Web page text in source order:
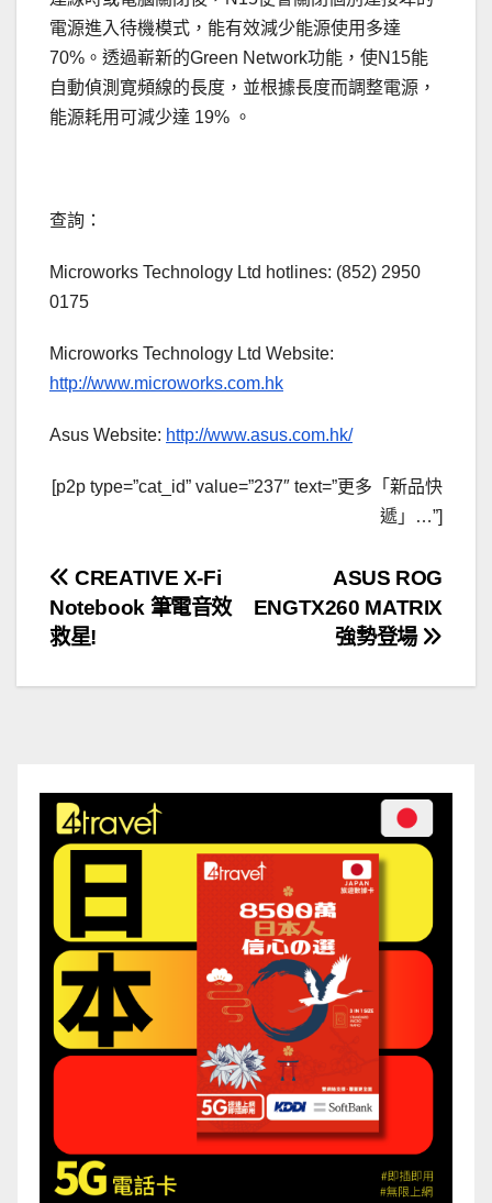
電源進入待機模式，能有效減少能源使用多達
70%。透過嶄新的Green Network功能，使N15能
自動偵測寛頻線的長度，並根據長度而調整電源，
能源耗用可減少達 19% 。
查詢：
Microworks Technology Ltd hotlines: (852) 2950
0175
Microworks Technology Ltd Website:
http://www.microworks.com.hk
Asus Website: http://www.asus.com.hk/
[p2p type=”cat_id” value=”237″ text=”更多「新品快
遞」…”]
文
章
導
ASUS ROG
ENGTX260 MATRIX
強勢登場
CREATIVE X-Fi
Notebook 筆電音效
救星!